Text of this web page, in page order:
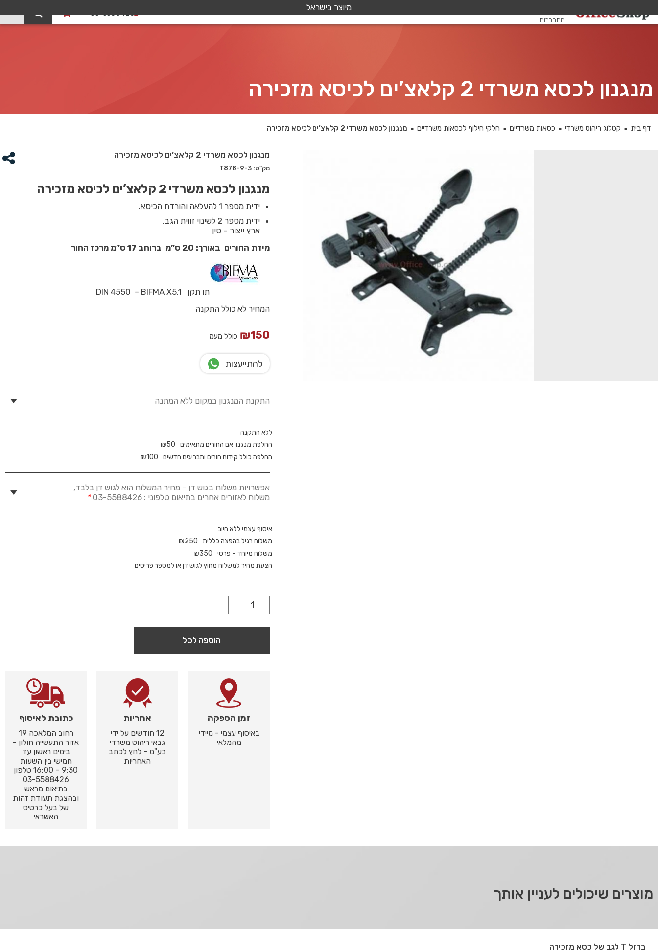
מיוצר בישראל
התחברות
03-5588426
מנגנון לכסא משרדי 2 קלאצ’ים לכיסא מזכירה
דף בית ■ קטלוג ריהוט משרדי ■ כסאות משרדיים ■ חלקי חילוף לכסאות משרדיים ■ מנגנון לכסא משרדי 2 קלאצ’ים לכיסא מזכירה
מנגנון לכסא משרדי 2 קלאצ’ים לכיסא מזכירה
מק"ט: T878-9-3
מנגנון לכסא משרדי 2 קלאצ’ים לכיסא מזכירה
ידית מספר 1 להעלאה והורדת הכיסא.
ידית מספר 2 לשינוי זווית הגב,
ארץ ייצור – סין
מידת החורים באורך: 20 ס”מ ברוחב 17 ס”מ מרכז החור
תו תקן DIN 4550 – BIFMA X5.1
המחיר לא כולל התקנה
₪150 כולל מעמ
להתייעצות
התקנת המנגנון במקום ללא המתנה
ללא התקנה
החלפת מנגנון אם החורים מתאימים
₪50
החלפה כולל קידוח חורים ותבריגים חדשים
₪100
אפשרויות משלוח בגוש דן – מחיר המשלוח הוא לגוש דן בלבד,
משלוח לאזורים אחרים בתיאום טלפוני : 03-5588426
*
איסוף עצמי ללא חיוב
משלוח רגיל בהפצה כללית
₪250
משלוח מיוחד – פרטי
₪350
הצעת מחיר למשלוח מחוץ לגוש דן או למספר פריטים
הוספה לסל
זמן הספקה
באיסוף עצמי - מיידי
מהמלאי
אחריות
12 חודשים על ידי
גבאי ריהוט משרדי
בע''מ - לחץ לכתב
האחריות
כתובת לאיסוף
רחוב המלאכה 19
אזור התעשייה חולון -
בימים ראשון עד
חמישי בין השעות
9:30 – 16:00 טלפון
03-5588426
בתיאום מראש
ובהצגת תעודת זהות
של בעל כרטיס
האשראי
מוצרים שיכולים לעניין אותך
ברזל T לגב של כסא מזכירה